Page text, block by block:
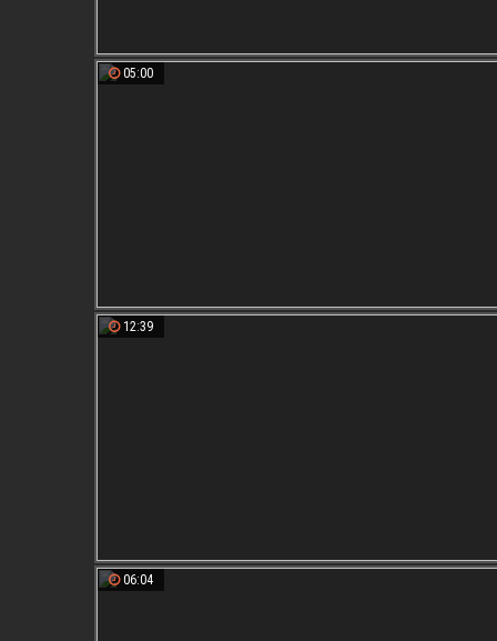
05:00
12:39
06:04